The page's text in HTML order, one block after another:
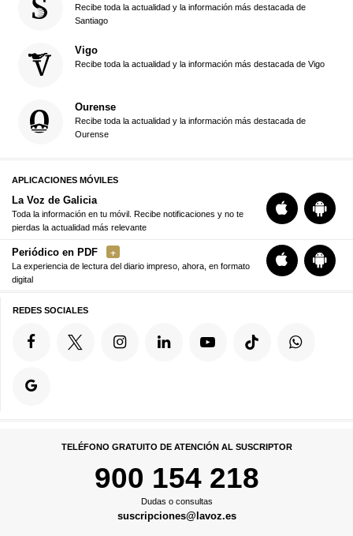
Recibe toda la actualidad y la información más destacada de
Santiago
Vigo
Recibe toda la actualidad y la información más destacada de Vigo
Ourense
Recibe toda la actualidad y la información más destacada de
Ourense
APLICACIONES MÓVILES
La Voz de Galicia
Toda la información en tu móvil. Recibe notificaciones y no te
pierdas la actualidad más relevante
Periódico en PDF
La experiencia de lectura del diario impreso, ahora, en formato
digital
REDES SOCIALES
TELÉFONO GRATUITO DE ATENCIÓN AL SUSCRIPTOR
900 154 218
Dudas o consultas
suscripciones@lavoz.es